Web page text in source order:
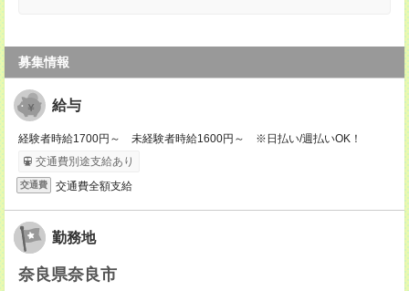
募集情報
給与
経験者時給1700円～ 未経験者時給1600円～ ※日払い/週払いOK！
交通費別途支給あり
交通費 交通費全額支給
勤務地
奈良県奈良市